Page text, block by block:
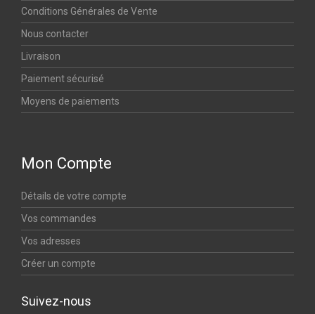
Conditions Générales de Vente
Nous contacter
Livraison
Paiement sécurisé
Moyens de paiements
Mon Compte
Détails de votre compte
Vos commandes
Vos adresses
Créer un compte
Suivez-nous